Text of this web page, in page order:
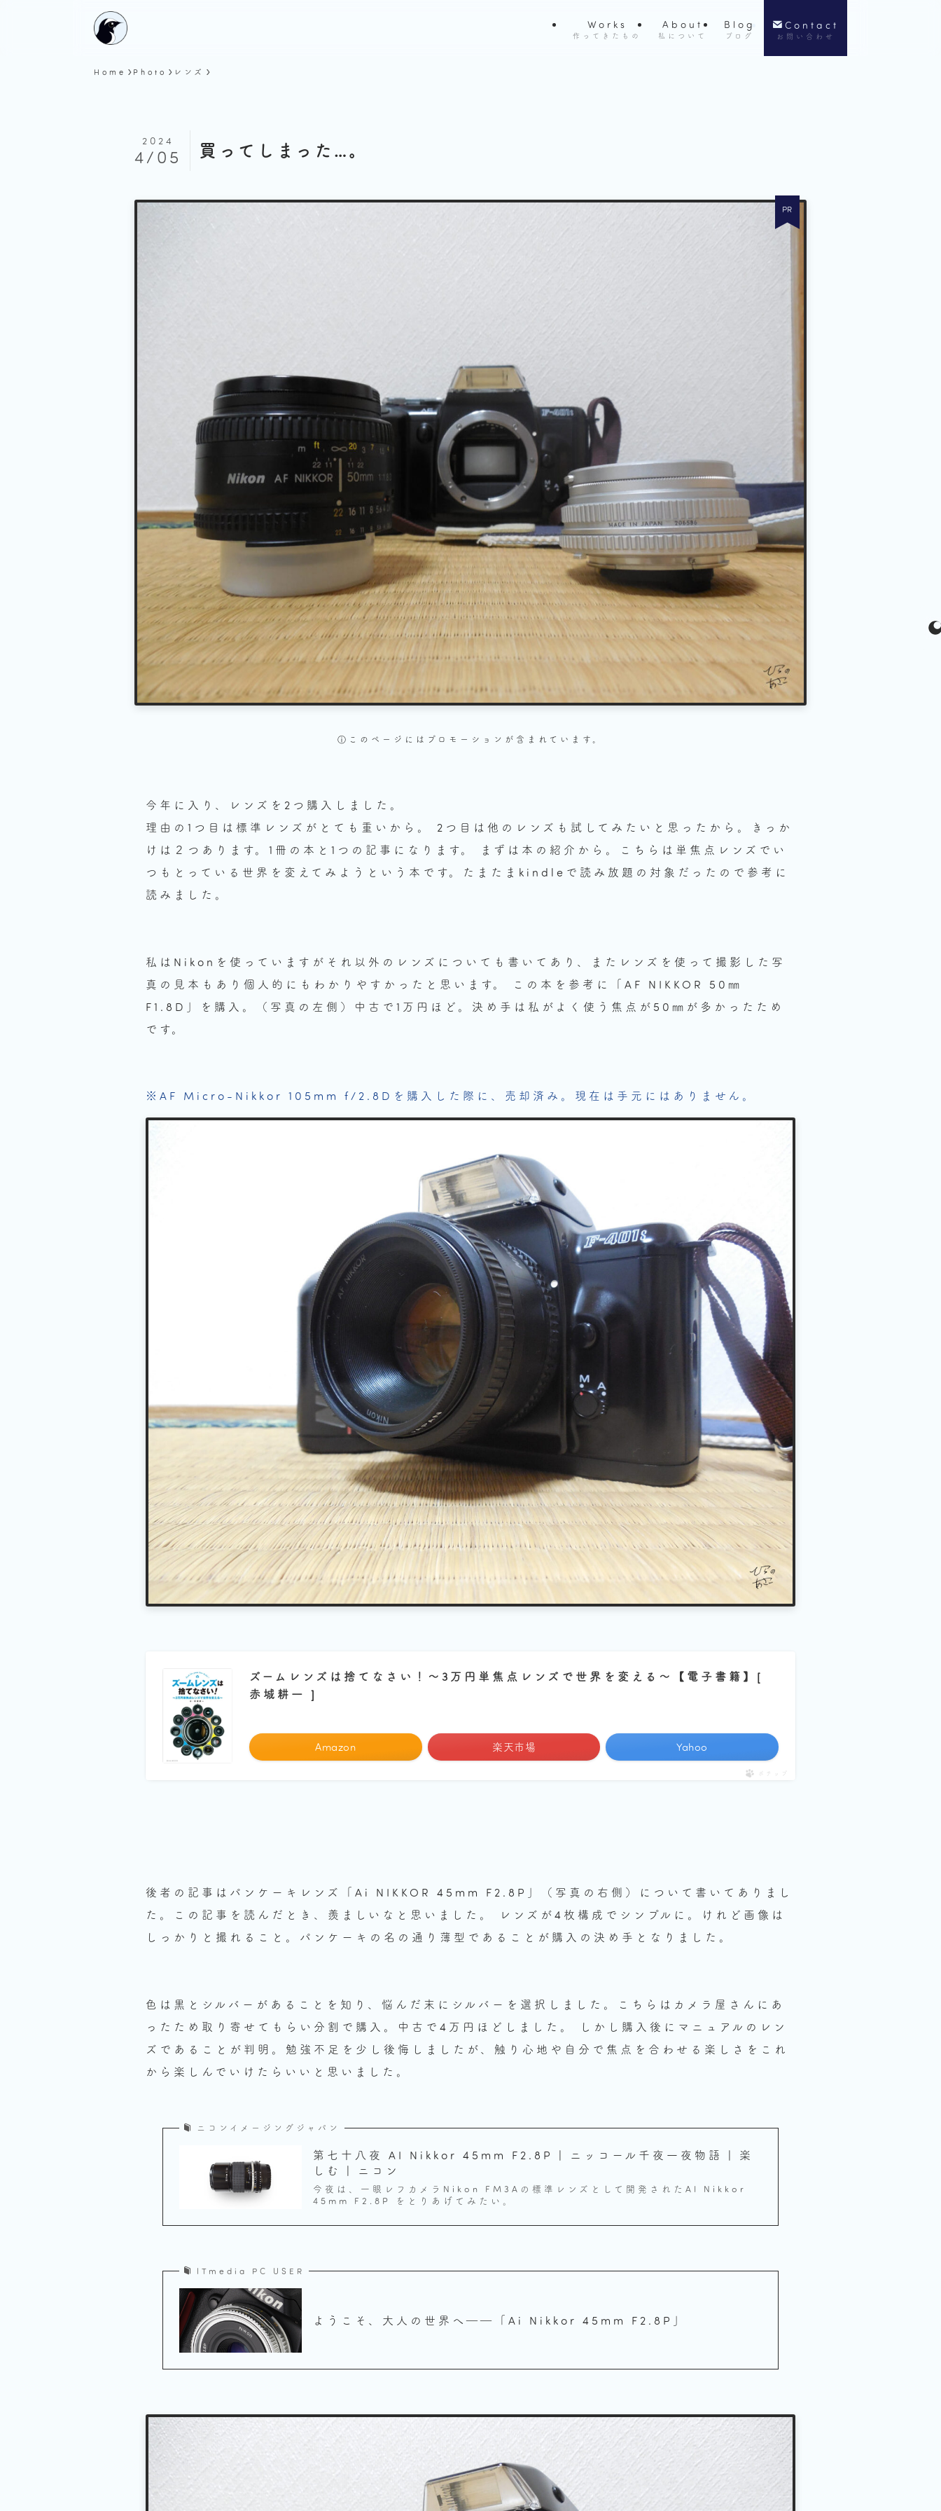
Works
作ってきたもの
About
私について
Blog
ブログ
Contact
お問い合わせ
Home Photo レンズ
買ってしまった…。
2024
4/05
ⓘこのページにはプロモーションが 含まれています。
今年に入り、レンズを2つ購入しました。
理由の1つ目は標準レンズがとても重いから。 2つ目は他のレンズも試してみたいと思ったから。きっか
けは２つあります。1冊の本と1つの記事になります。 まずは本の紹介から。こちらは単焦点レンズでい
つもとっている世界を変えてみようという本です。たまたまkindleで読み放題の対象だったので参考に
読みました。
私はNikonを使っていますがそれ以外のレンズについても書いてあり、またレンズを使って撮影した写
真の見本もあり個人的にもわかりやすかったと思います。 この本を参考に「AF NIKKOR 50㎜
F1.8D」を購入。（写真の左側）中古で1万円ほど。決め手は私がよく使う焦点が50㎜が多かったため
です。
※AF Micro-Nikkor 105mm f/2.8Dを購入した際に、売却済み。現在は手元にはありません。
ズームレンズは捨てなさい！～3万円単焦点レンズで世界を変える～【電子書籍】[
赤城耕一 ]
Amazon 楽天市場 Yahoo
ポチップ
後者の記事はパンケーキレンズ「Ai NIKKOR 45mm F2.8P」（写真の右側）について書いてありまし
た。この記事を読んだとき、羨ましいなと思いました。 レンズが4枚構成でシンプルに。けれど画像は
しっかりと撮れること。パンケーキの名の通り薄型であることが購入の決め手となりました。
色は黒とシルバーがあることを知り、悩んだ末にシルバーを選択しました。こちらはカメラ屋さんにあ
ったため取り寄せてもらい分割で購入。中古で4万円ほどしました。 しかし購入後にマニュアルのレン
ズであることが判明。勉強不足を少し後悔しましたが、触り心地や自分で焦点を合わせる楽しさをこれ
から楽しんでいけたらいいと思いました。
ニコンイメージングジャパン
第七十八夜 AI Nikkor 45mm F2.8P | ニッコール千夜一夜物語 | 楽
しむ | ニコン
今夜は、一眼レフカメラNikon FM3Aの標準レンズとして開発されたAI Nikkor
45mm F2.8P をとりあげてみたい。
ITmedia PC USER
ようこそ、大人の世界へ――「Ai Nikkor 45mm F2.8P」